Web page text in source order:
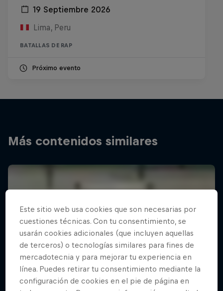
19 Septiembre 2026
Lima, Peru
BATALLAS DE RAP
Próximo evento
Más contenidos similares
Este sitio web usa cookies que son necesarias por
cuestiones técnicas. Con tu consentimiento, se
usarán cookies adicionales (que incluyen aquellas
de terceros) o tecnologías similares para fines de
mercadotecnia y para mejorar tu experiencia en
línea. Puedes retirar tu consentimiento mediante la
configuración de cookies en el pie de página en